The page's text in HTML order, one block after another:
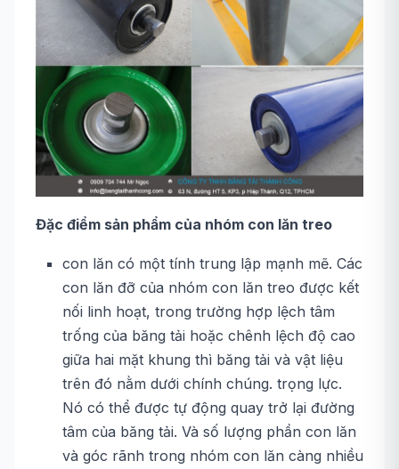
Đặc điểm sản phẩm của nhóm con lăn treo
con lăn có một tính trung lập mạnh mẽ. Các
con lăn đỡ của nhóm con lăn treo được kết
nối linh hoạt, trong trường hợp lệch tâm
trống của băng tải hoặc chênh lệch độ cao
giữa hai mặt khung thì băng tải và vật liệu
trên đó nằm dưới chính chúng. trọng lực.
Nó có thể được tự động quay trở lại đường
tâm của băng tải. Và số lượng phần con lăn
và góc rãnh trong nhóm con lăn càng nhiều